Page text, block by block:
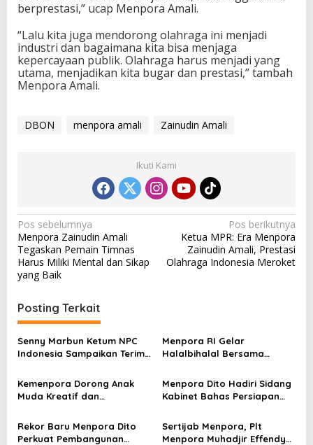
berprestasi,” ucap Menpora Amali.
“Lalu kita juga mendorong olahraga ini menjadi
industri dan bagaimana kita bisa menjaga
kepercayaan publik. Olahraga harus menjadi yang
utama, menjadikan kita bugar dan prestasi,” tambah
Menpora Amali.
DBON menpora amali Zainudin Amali
Ikuti Kami
N
a
v
i
g
a
s
i
p
o
s
Pos sebelumnya
Menpora Zainudin Amali
Tegaskan Pemain Timnas
Harus Miliki Mental dan Sikap
yang Baik
Pos berikutnya
Ketua MPR: Era Menpora
Zainudin Amali, Prestasi
Olahraga Indonesia Meroket
Posting Terkait
Senny Marbun Ketum NPC
Indonesia Sampaikan Terima
Atas Dukungan Penuhnya
Menpora RI Gelar
Halalbihalal Bersama
Kemenpora Dorong Anak
Muda Kreatif dan
Internasional
Menpora Dito Hadiri Sidang
Kabinet Bahas Persiapan
Rekor Baru Menpora Dito
Perkuat Pembangunan
Sertijab Menpora, Plt
Menpora Muhadjir Effendy